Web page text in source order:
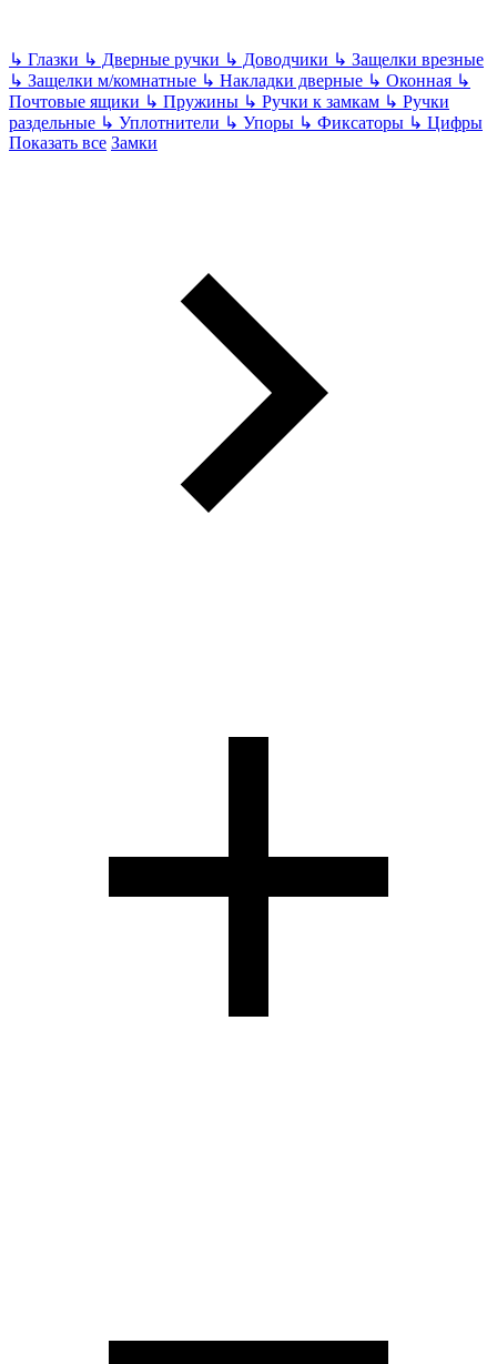
↳ Глазки ↳ Дверные ручки ↳ Доводчики ↳ Защелки врезные
↳ Защелки м/комнатные ↳ Накладки дверные ↳ Оконная ↳
Почтовые ящики ↳ Пружины ↳ Ручки к замкам ↳ Ручки
раздельные ↳ Уплотнители ↳ Упоры ↳ Фиксаторы ↳ Цифры
Показать все Замки